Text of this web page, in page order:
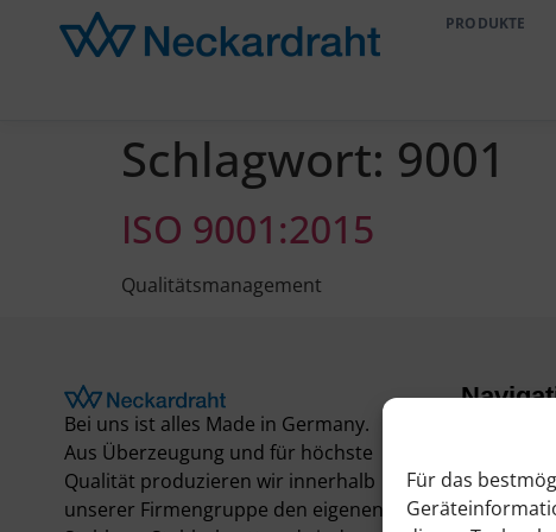
Für das
PRODUKTE
Schlagwort: 9001
ISO 9001:2015
Qualitätsmanagement
Bei uns ist alles Made in Germany.
Aus Überzeugung und für höchste
Qualität produzieren wir innerhalb
unserer Firmengruppe den eigenen